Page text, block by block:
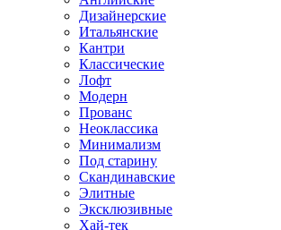
Дизайнерские
Итальянские
Кантри
Классические
Лофт
Модерн
Прованс
Неоклассика
Минимализм
Под старину
Скандинавские
Элитные
Эксклюзивные
Хай-тек